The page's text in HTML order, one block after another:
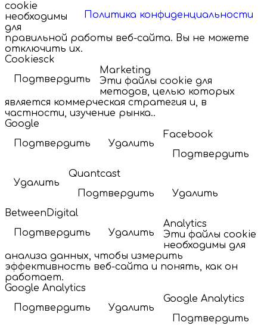
Политика конфиденциальности
cookie
необходимы
для
правильной работы веб-сайта. Вы не можете
отключить их.
Cookiesck
Подтвердить
Marketing
Эти файлы cookie для
методов, целью которых
является коммерческая стратегия и, в
частности, изучение рынка..
Google
Подтвердить
Удалить
Facebook
Подтвердить
Удалить
Quantcast
Подтвердить
Удалить
BetweenDigital
Подтвердить
Удалить
Analytics
Эти файлы cookie
необходимы для
анализа данных, чтобы измерить
эффективность веб-сайта и понять, как он
работает.
Google Analytics
Подтвердить
Удалить
Google Analytics
Подтвердить